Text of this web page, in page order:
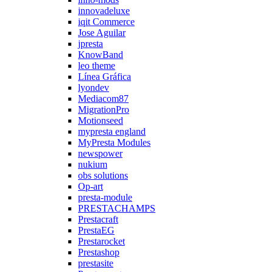
innovadeluxe
iqit Commerce
Jose Aguilar
jpresta
KnowBand
leo theme
Línea Gráfica
lyondev
Mediacom87
MigrationPro
Motionseed
mypresta england
MyPresta Modules
newspower
nukium
obs solutions
Op-art
presta-module
PRESTACHAMPS
Prestacraft
PrestaEG
Prestarocket
Prestashop
prestasite